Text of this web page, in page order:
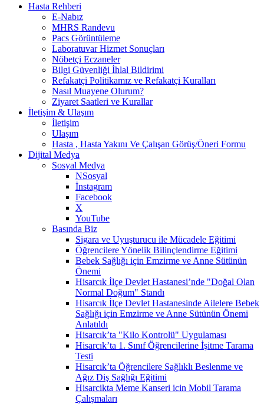
Hasta Rehberi
E-Nabız
MHRS Randevu
Pacs Görüntüleme
Laboratuvar Hizmet Sonuçları
Nöbetçi Eczaneler
Bilgi Güvenliği İhlal Bildirimi
Refakatçi Politikamız ve Refakatçi Kuralları
Nasıl Muayene Olurum?
Ziyaret Saatleri ve Kurallar
İletişim & Ulaşım
İletişim
Ulaşım
Hasta , Hasta Yakını Ve Çalışan Görüş/Öneri Formu
Dijital Medya
Sosyal Medya
NSosyal
İnstagram
Facebook
X
YouTube
Basında Biz
Sigara ve Uyuşturucu ile Mücadele Eğitimi
Öğrencilere Yönelik Bilinçlendirme Eğitimi
Bebek Sağlığı için Emzirme ve Anne Sütünün
Önemi
Hisarcık İlçe Devlet Hastanesi’nde "Doğal Olan
Normal Doğum" Standı
Hisarcık İlçe Devlet Hastanesinde Ailelere Bebek
Sağlığı için Emzirme ve Anne Sütünün Önemi
Anlatıldı
Hisarcık’ta "Kilo Kontrolü" Uygulaması
Hisarcık’ta 1. Sınıf Öğrencilerine İşitme Tarama
Testi
Hisarcık’ta Öğrencilere Sağlıklı Beslenme ve
Ağız Diş Sağlığı Eğitimi
Hisarcikta Meme Kanseri icin Mobil Tarama
Çalışmaları